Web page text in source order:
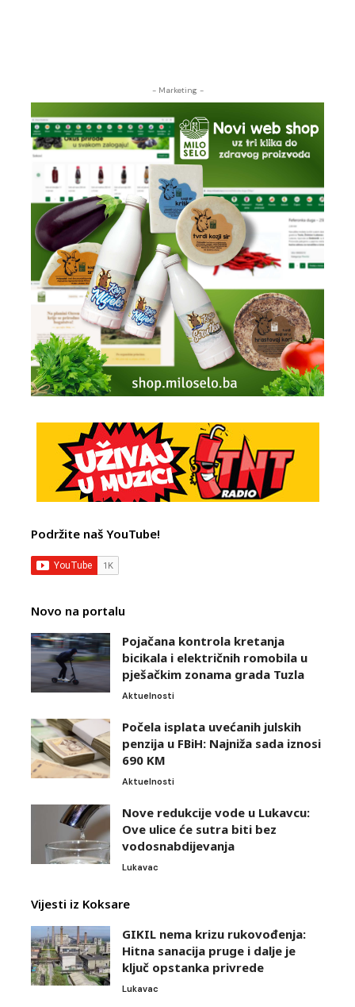
- Marketing -
Podržite naš YouTube!
Novo na portalu
Pojačana kontrola kretanja
bicikala i električnih romobila u
pješačkim zonama grada Tuzla
Aktuelnosti
Počela isplata uvećanih julskih
penzija u FBiH: Najniža sada iznosi
690 KM
Aktuelnosti
Nove redukcije vode u Lukavcu:
Ove ulice će sutra biti bez
vodosnabdijevanja
Lukavac
Vijesti iz Koksare
GIKIL nema krizu rukovođenja:
Hitna sanacija pruge i dalje je
ključ opstanka privrede
Lukavac